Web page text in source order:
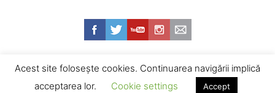
© 2026 Federația Română de Automobilism Sportiv -
Termeni și Condiții
Politica de confidențialitate•Contact
Acest site foloseşte cookies. Continuarea navigării implică
acceptarea lor.
Cookie settings Accept